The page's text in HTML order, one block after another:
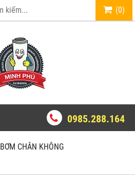
(0)
0985.288.164
BƠM CHÂN KHÔNG